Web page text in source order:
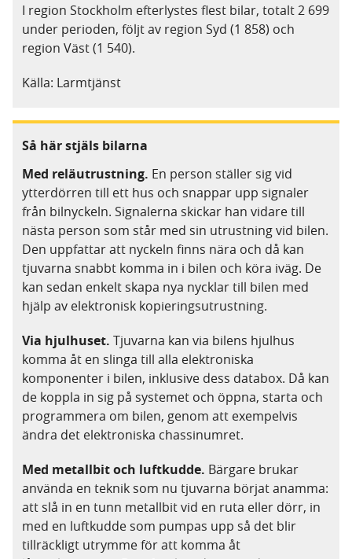
I region Stockholm efterlystes flest bilar, totalt 2 699
under perioden, följt av region Syd (1 858) och
region Väst (1 540).
Källa: Larmtjänst
Så här stjäls bilarna
Med reläutrustning. En person ställer sig vid
ytterdörren till ett hus och snappar upp signaler
från bilnyckeln. Signalerna skickar han vidare till
nästa person som står med sin utrustning vid bilen.
Den uppfattar att nyckeln finns nära och då kan
tjuvarna snabbt komma in i bilen och köra iväg. De
kan sedan enkelt skapa nya nycklar till bilen med
hjälp av elektronisk kopieringsutrustning.
Via hjulhuset. Tjuvarna kan via bilens hjulhus
komma åt en slinga till alla elektroniska
komponenter i bilen, inklusive dess databox. Då kan
de koppla in sig på systemet och öppna, starta och
programmera om bilen, genom att exempelvis
ändra det elektroniska chassinumret.
Med metallbit och luftkudde. Bärgare brukar
använda en teknik som nu tjuvarna börjat anamma:
att slå in en tunn metallbit vid en ruta eller dörr, in
med en luftkudde som pumpas upp så det blir
tillräckligt utrymme för att komma åt